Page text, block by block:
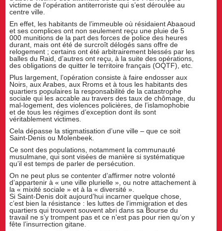
victime de l’opération antiterroriste qui s’est déroulée au
centre ville.
En effet, les habitants de l’immeuble où résidaient Abaaoud
et ses complices ont non seulement reçu une pluie de 5
000 munitions de la part des forces de police des heures
durant, mais ont été de surcroît délogés sans offre de
relogement ; certains ont été arbitrairement blessés par les
balles du Raid, d’autres ont reçu, à la suite des opérations,
des obligations de quitter le territoire français (OQTF), etc.
Plus largement, l’opération consiste à faire endosser aux
Noirs, aux Arabes, aux Rroms et à tous les habitants des
quartiers populaires la responsabilité de la catastrophe
sociale qui les accable au travers des taux de chômage, du
mal-logement, des violences policières, de l’islamophobie
et de tous les régimes d’exception dont ils sont
véritablement victimes.
Cela dépasse la stigmatisation d’une ville – que ce soit
Saint-Denis ou Molenbeek.
Ce sont des populations, notamment la communauté
musulmane, qui sont visées de manière si systématique
qu’il est temps de parler de persécution.
On ne peut plus se contenter d’affirmer notre volonté
d’appartenir à « une ville plurielle », ou notre attachement à
la « mixité sociale » et à la « diversité ».
Si Saint-Denis doit aujourd’hui incarner quelque chose,
c’est bien la résistance : les luttes de l’immigration et des
quartiers qui trouvent souvent abri dans sa Bourse du
travail ne s’y trompent pas et ce n’est pas pour rien qu’on y
fête l’insurrection gitane.